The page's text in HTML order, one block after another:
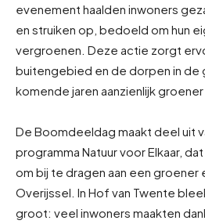
evenement haalden inwoners
en struiken op, bedoeld om hun
vergroenen. Deze actie zorgt
buitengebied en de dorpen in de
komende jaren aanzienlijk
De Boomdeeldag maakt deel uit
programma Natuur voor Elkaar,
om bij te dragen aan een groener
Overijssel. In Hof van Twente
groot: veel inwoners maakten